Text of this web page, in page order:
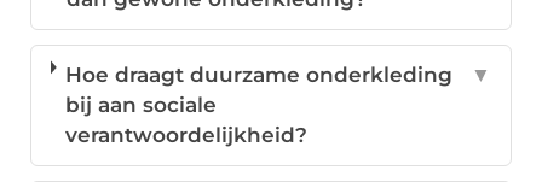
Hoe draagt duurzame onderkleding
bij aan sociale
verantwoordelijkheid?
▼